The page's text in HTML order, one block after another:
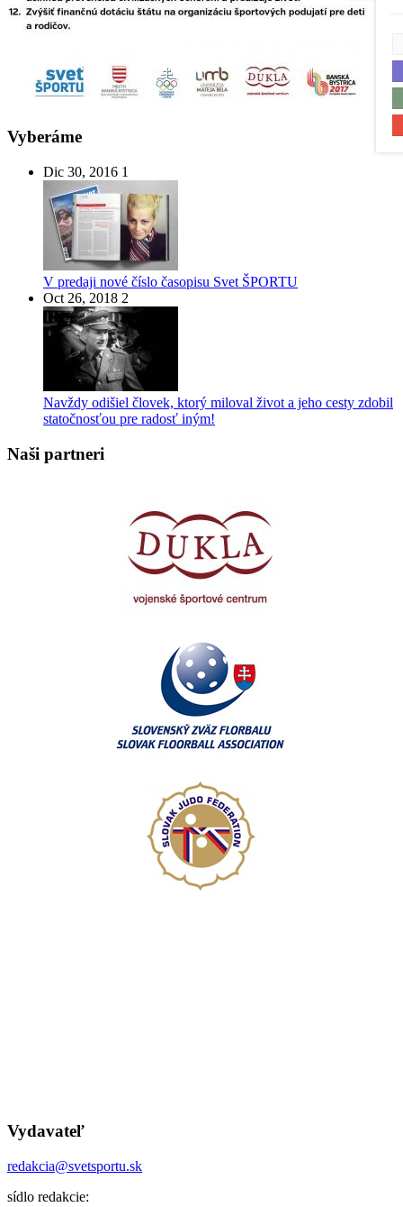
Vyberáme
Dic 30, 2016 1
V predaji nové číslo časopisu Svet ŠPORTU
Oct 26, 2018 2
Navždy odišiel človek, ktorý miloval život a jeho cesty zdobil
statočnosťou pre radosť iným!
Naši partneri
Vydavateľ
redakcia@svetsportu.sk
sídlo redakcie: